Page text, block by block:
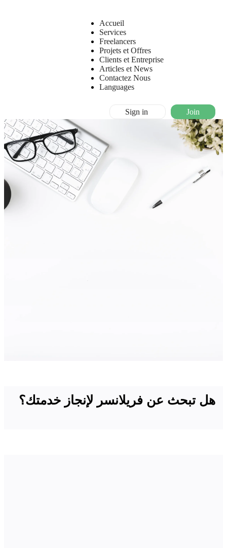
Accueil
Services
Freelancers
Projets et Offres
Clients et Entreprise
Articles et News
Contactez Nous
Languages
Sign in Join
هل تبحث عن فريلانسر لإنجاز خدمتك؟